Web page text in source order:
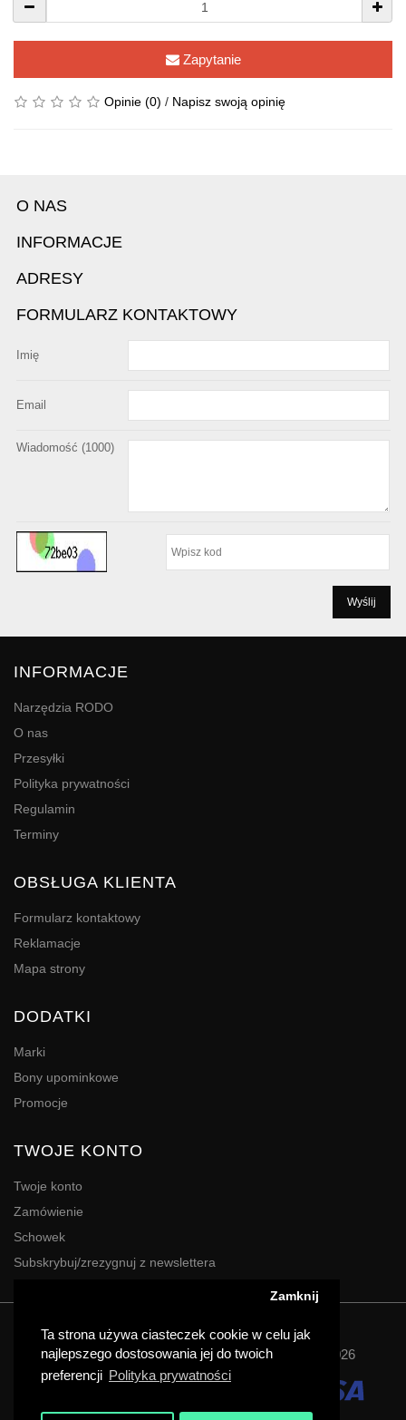
Ta strona używa ciasteczek cookie w celu jak
najlepszego dostosowania jej do twoich
preferencji Polityka prywatności
Zamknij
Zapytanie
Opinie (0) / Napisz swoją opinię
O NAS
INFORMACJE
ADRESY
FORMULARZ KONTAKTOWY
Imię
Email
Wiadomość (1000)
INFORMACJE
Narzędzia RODO
O nas
Przesyłki
Polityka prywatności
Regulamin
Terminy
OBSŁUGA KLIENTA
Formularz kontaktowy
Reklamacje
Mapa strony
DODATKI
Marki
Bony upominkowe
Promocje
TWOJE KONTO
Twoje konto
Zamówienie
Schowek
Subskrybuj/zrezygnuj z newslettera
Powered ByDigres
Agencja Reklamy | Drukarnia DIGRES | Katowice © 2026